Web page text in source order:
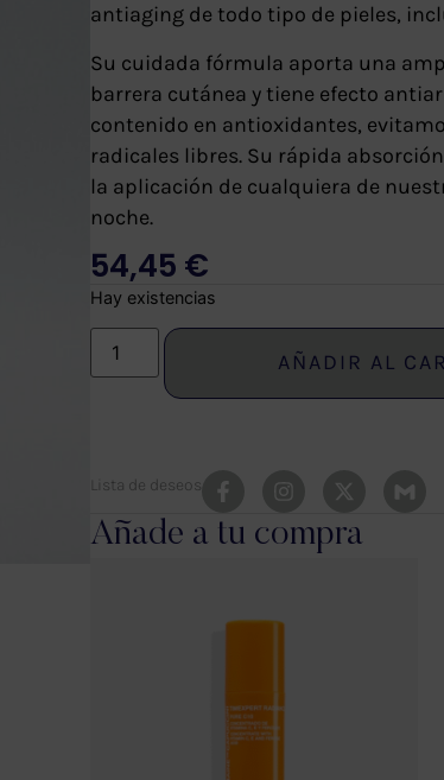
antiaging de todo tipo de pieles,
Su cuidada fórmula aporta una
barrera cutánea y tiene efecto
contenido en antioxidantes,
radicales libres. Su rápida
la aplicación de cualquiera de
noche.
54,45 €
Hay existencias
AÑADIR AL
Lista de deseos
Añade a tu compra